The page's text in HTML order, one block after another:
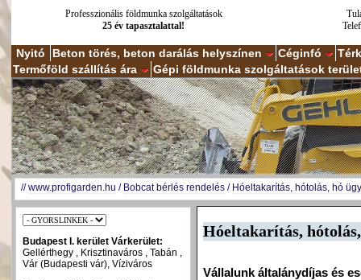
Professzionális földmunka szolgáltatások
25 év tapasztalattal!
Nyitó Beton törés, beton darálás helyszínen Céginfó
Termőföld szállítás ára
Gépi földmunka szolgáltatások
//www.profigarden.hu / Bobcat bérlés rendelés / Hóeltakarítás, hótolás, hó
Budapest I. kerület Várkerület:
Gellérthegy , Krisztinaváros , Tabán ,
Vár (Budapesti vár), Víziváros
Hóeltakarítás,
Vállalunk általánydíjas és